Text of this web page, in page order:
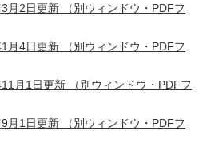
月2日更新 （別ウィンドウ・PDFフ
月4日更新 （別ウィンドウ・PDFフ
月1日更新 （別ウィンドウ・PDFフ
月1日更新 （別ウィンドウ・PDFフ